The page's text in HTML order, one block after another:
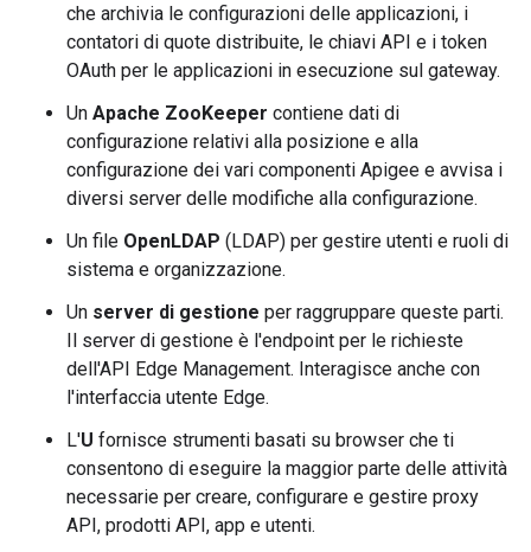
che archivia le configurazioni delle applicazioni, i
contatori di quote distribuite, le chiavi API e i token
OAuth per le applicazioni in esecuzione sul gateway.
Un Apache ZooKeeper contiene dati di
configurazione relativi alla posizione e alla
configurazione dei vari componenti Apigee e avvisa i
diversi server delle modifiche alla configurazione.
Un file OpenLDAP (LDAP) per gestire utenti e ruoli di
sistema e organizzazione.
Un server di gestione per raggruppare queste parti.
Il server di gestione è l'endpoint per le richieste
dell'API Edge Management. Interagisce anche con
l'interfaccia utente Edge.
L'U fornisce strumenti basati su browser che ti
consentono di eseguire la maggior parte delle attività
necessarie per creare, configurare e gestire proxy
API, prodotti API, app e utenti.